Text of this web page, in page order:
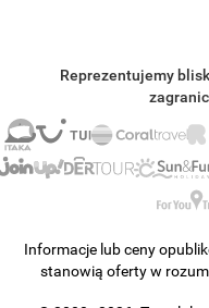
Reprezentujemy
Informacje lub ceny
stanowią oferty w